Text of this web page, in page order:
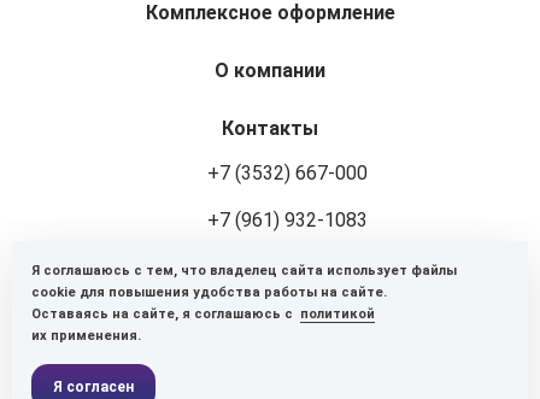
Комплексное оформление
О компании
Контакты
+7 (3532) 667-000
+7 (961) 932-1083
460048, г. Оренбург, ул. Авторемонтная, 8
Я соглашаюсь с тем, что владелец сайта использует файлы
cookie для повышения удобства работы на сайте.
Оставаясь на сайте, я соглашаюсь с политикой
их применения.
Я согласен